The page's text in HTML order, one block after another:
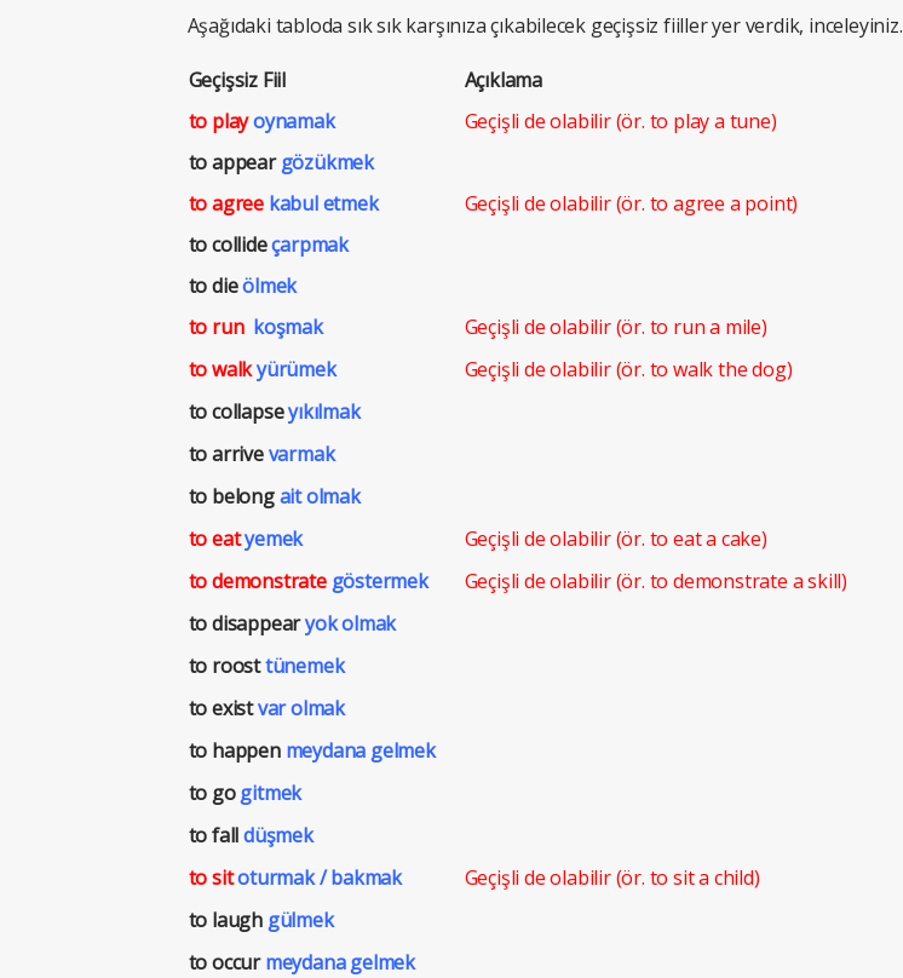
Aşağıdaki tabloda sık sık karşınıza çıkabilecek geçişsiz fiiller yer verdik, inceleyiniz.
Geçişsiz Fiil
Açıklama
to playoynamak
Geçişli de olabilir (ör. to play a tune)
to appeargözükmek
to agree kabul etmek
Geçişli de olabilir (ör. to agree a point)
to collideçarpmak
to dieölmek
to run koşmak
Geçişli de olabilir (ör. to run a mile)
to walkyürümek
Geçişli de olabilir (ör. to walk the dog)
to collapseyıkılmak
to arrivevarmak
to belongait olmak
to eatyemek
Geçişli de olabilir (ör. to eat a cake)
to demonstrate göstermek
Geçişli de olabilir (ör. to demonstrate a skill)
to disappearyok olmak
to roosttünemek
to existvar olmak
to happen meydana gelmek
to gogitmek
to falldüşmek
to sitoturmak / bakmak
Geçişli de olabilir (ör. to sit a child)
to laugh gülmek
to occurmeydana gelmek